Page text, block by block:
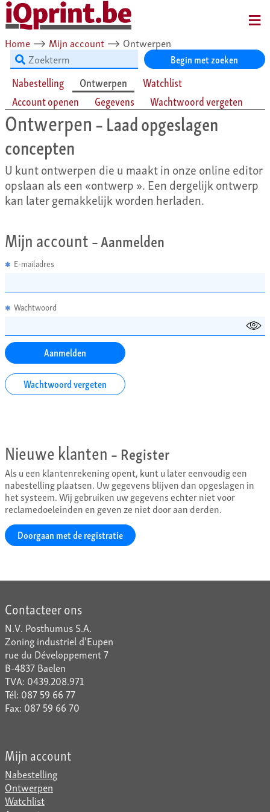
Home ⟶ Mijn account ⟶ Ontwerpen
Begin met zoeken
Nabestelling Ontwerpen
Watchlist
Account openen
Gegevens Wachtwoord vergeten
Ontwerpen– Laad opgeslagen
concepten
U kunt ontwerpen die u maakt in onze online editor
opslaan als een «ontwerp ». Een dergelijk ontwerp
kan later gemakkelijk worden herladen.
Mijn account– Aanmelden
✱ E-mailadres
✱ Wachtwoord
Wachtwoord vergeten
Nieuwe klanten– Register
Als u een klantenrekening opent, kunt u later eenvoudig een
nabestelling plaatsen. Uw gegevens blijven dan opgeslagen in
het systeem. Wij gebruiken uw gegevens echter niet voor
reclamedoeleinden en geven ze niet door aan derden.
Doorgaan met de registratie
Contacteer ons
N.V. Posthumus S.A.
Zoning industriel d'Eupen
rue du Développement 7
B-4837 Baelen
TVA: 0439.208.971
Tél: 087 59 66 77
Fax: 087 59 66 70
Mijn account
Nabestelling
Ontwerpen
Watchlist